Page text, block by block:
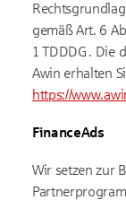
gemäß Art. 6
1 TDDDG . Die
Awin erhalten
https://
FinanceAds
Wir setzen zur